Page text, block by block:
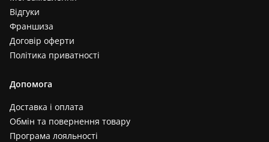
Відгуки
Франшиза
Договір оферти
Політика приватності
Допомога
Доставка і оплата
Обмін та повернення товару
Програма лояльності